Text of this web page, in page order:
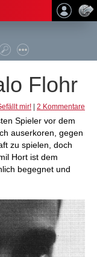
Flohr
mir! 2 Kommentare
Spieler vor dem
auserkoren, gegen
zu spielen, doch
Hort ist dem
begegnet und